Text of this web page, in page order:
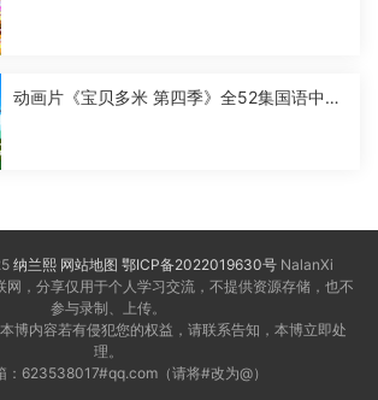
动画片《宝贝多米 第四季》全52集国语中字
纳兰熙 网站地图 鄂ICP备2022019630号 NalanXi
网，分享仅用于个人学习交流，不提供资源存储，也不
参与录制、上传。
博内容若有侵犯您的权益，请联系告知，本博立即处
理。
：623538017#qq.com（请将#改为@）